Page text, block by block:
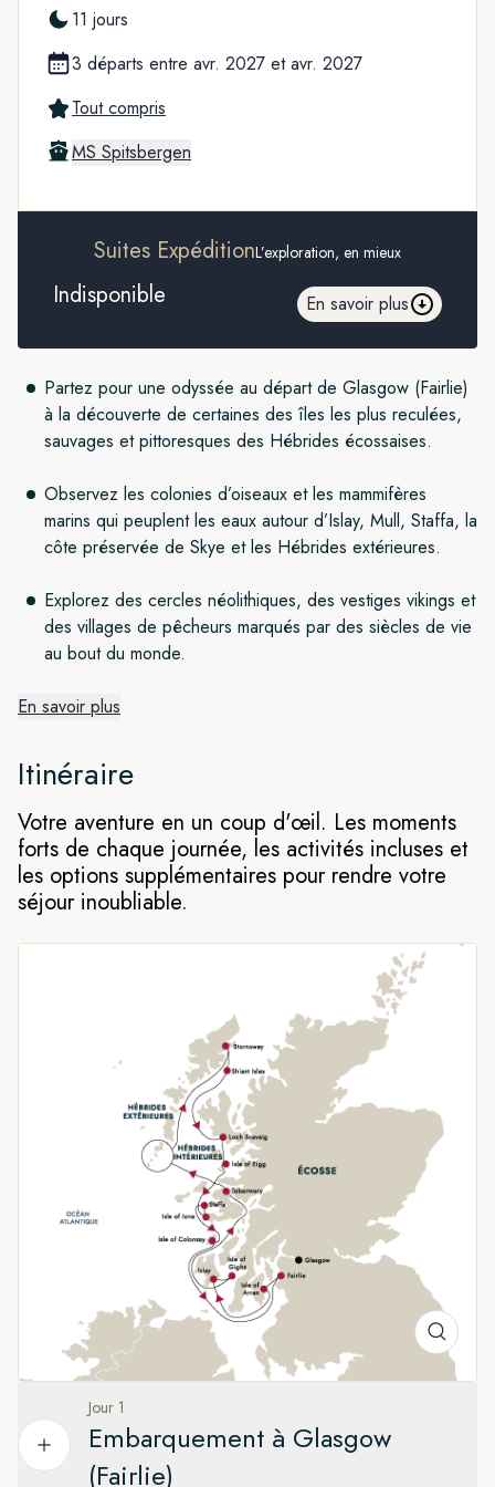
Partez pour une odyssée au départ de Glasgow (Fairlie)
à la découverte de certaines des îles les plus reculées,
sauvages et pittoresques des Hébrides écossaises.
Observez les colonies d’oiseaux et les mammifères
marins qui peuplent les eaux autour d’Islay, Mull, Staffa, la
côte préservée de Skye et les Hébrides extérieures.
Explorez des cercles néolithiques, des vestiges vikings et
des villages de pêcheurs marqués par des siècles de vie
au bout du monde.
Des paysages sauvages et
romantiques
Découvrez la côte ouest de l’Écosse lors d’une croisière
printanière à travers les Hébrides. D’île en île, jusqu’à Lewis
puis sur le chemin du retour, explorez des châteaux
ancestraux, des sites sacrés et des villages de pêcheurs
traditionnels, tout en découvrant quelques-uns des symboles
les plus emblématiques de la culture écossaise, du whisky au
Les Hébrides au printemps
Au printemps, les Hébrides révèlent toute leur beauté. Les
colonies d’oiseaux marins s’installent sur les falaises, les
fleurs sauvages colorent les paysages côtiers et les longues
journées invitent à l’exploration. Des randonnées guidées
vous mèneront à travers les collines couvertes de bruyère,
tandis que des sorties en kayak et en bateau pneumatique
permettront d’approcher les dauphins, marsouins, phoques
En savoir plus
11 jours
3 départs entre avr. 2027 et avr. 2027
Tout compris
MS Spitsbergen
Suites ExpéditionL’exploration, en mieux
Indisponible En savoir plus
Itinéraire
Votre aventure en un coup d'œil. Les moments
forts de chaque journée, les activités incluses et
les options supplémentaires pour rendre votre
séjour inoubliable.
Jour 1
Embarquement à Glasgow
(Fairlie)